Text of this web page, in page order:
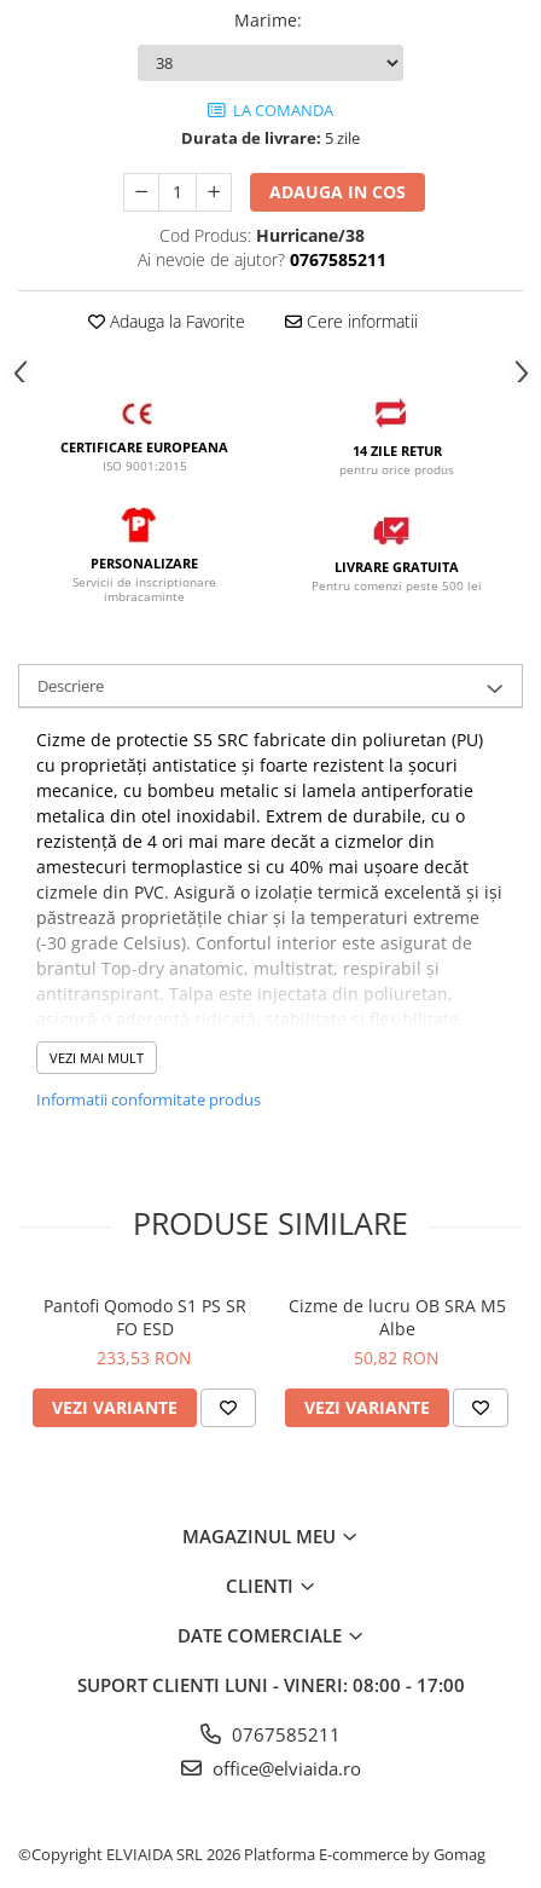
FESURI, SEPCI, CAPISOANE
INCALTAMINTE
SOSETE
RISCURI MINIME
PROTECTIE MECANICA
PROTECTIE TAIERE SI PERFORATII
PROTECTIE TERMICA (FRIG)
UNICA FOLOSINTA
PROTECTIE LA IMPACT
PROTECTIE AUDITIVA
PROTECTIE RESPIRATORIE
LUCRU LA INALTIME
AVERTIZARE SI PRIM AJUTOR
TRICOURI
TRICOURI POLO
HORECA
PROSOAPE
MASTI DE SUDURA
VIZIERE
Marime:
LA COMANDA
Durata de livrare: 5 zile
ADAUGA IN COS
Cod Produs: Hurricane/38
Ai nevoie de ajutor? 0767585211
Adauga la Favorite Cere informatii
CERTIFICARE EUROPEANA
ISO 9001:2015
14 ZILE RETUR
pentru orice produs
PERSONALIZARE
Servicii de inscriptionare
imbracaminte
LIVRARE GRATUITA
Pentru comenzi peste 500 lei
Descriere
Cizme de protectie S5 SRC fabricate din poliuretan (PU)
cu proprietăți antistatice și foarte rezistent la șocuri
mecanice, cu bombeu metalic si lamela antiperforatie
metalica din otel inoxidabil. Extrem de durabile, cu o
rezistență de 4 ori mai mare decăt a cizmelor din
amestecuri termoplastice si cu 40% mai ușoare decăt
cizmele din PVC. Asigură o izolație termică excelentă și iși
păstrează proprietățile chiar și la temperaturi extreme
(-30 grade Celsius). Confortul interior este asigurat de
brantul Top-dry anatomic, multistrat, respirabil și
antitranspirant. Talpa este injectata din poliuretan,
asigură o aderență ridicată, stabilitate și flexibilitate.
Utilizare –Constructii, Logistica, Industria alimentara,
Spalatorii industriale si profesionale
forma anatomica. Suportul din pasla “antialunecare”
Talpa –
Injectata din poliuretan
VEZI MAI MULT
Informatii conformitate produs
PRODUSE SIMILARE
Pantofi Qomodo S1 PS SR
FO ESD
233,53 RON
VEZI VARIANTE
Cizme de lucru OB SRA M5
Albe
50,82 RON
VEZI VARIANTE
MAGAZINUL MEU
CLIENTI
DATE COMERCIALE
SUPORT CLIENTI LUNI - VINERI: 08:00 - 17:00
0767585211
office@elviaida.ro
©Copyright ELVIAIDA SRL 2026 Platforma E-commerce by Gomag